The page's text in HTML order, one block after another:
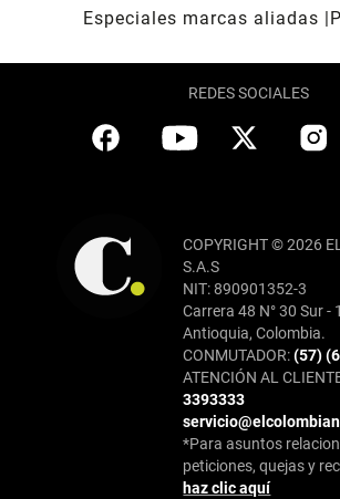
Especiales marcas aliadas
REDES SOCIALES
COPYRIGHT © 2026
S.A.S
NIT: 890901352-3
Carrera 48 N° 30 Sur -
Antioquia, Colombia.
CONMUTADOR:(57)
ATENCIÓN AL
3393333
*Para asuntos
peticiones, quejas y
haz clic aquí